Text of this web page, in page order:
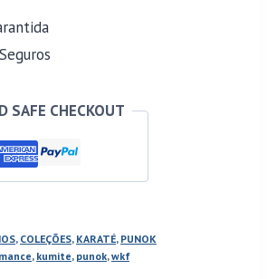
SAFE CHECKOUT
, COLEÇÕES, KARATÉ, PUNOK
, kumite, punok,wkf